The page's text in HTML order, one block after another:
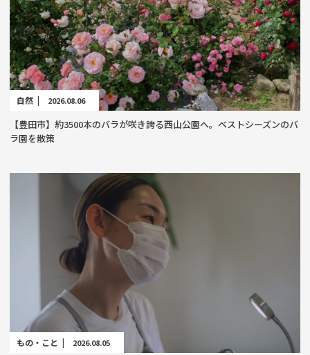
自然 | 2026.08.06
【豊田市】約3500本のバラが咲き誇る西山公園へ。ベストシーズンのバ
ラ園を散策
もの・こと | 2026.08.05